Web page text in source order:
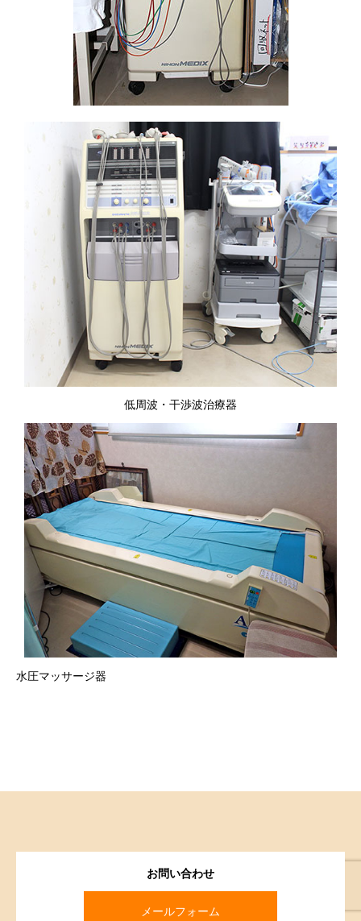
低周波・干渉波治療器
水圧マッサージ器
お問い合わせ
メールフォーム
LINE予約